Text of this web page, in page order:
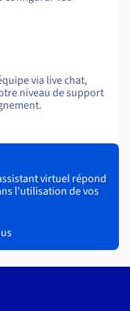
via live chat,
niveau de support
virtuel répond
l'utilisation de vos